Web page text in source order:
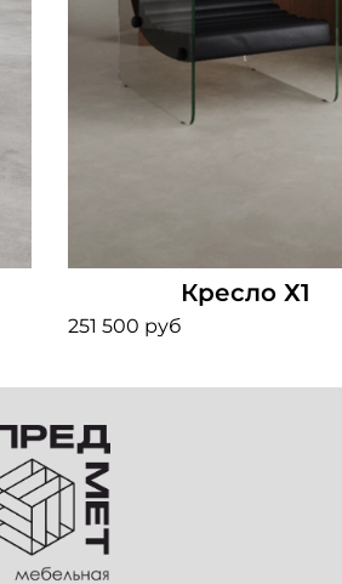
Кресло Х1
251 500 руб